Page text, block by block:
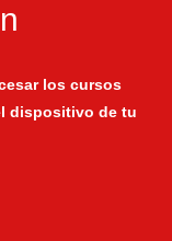
los cursos
dispositivo de tu